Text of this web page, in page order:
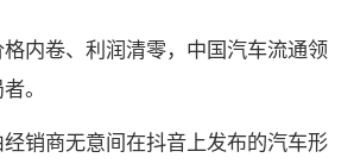
内卷、利润清零，中国汽车流通领
。
销商无意间在抖音上发布的汽车形